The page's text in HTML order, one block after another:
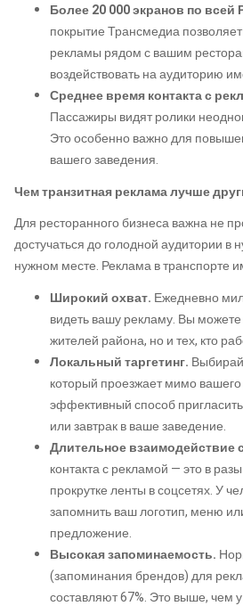
Более 20 000 экранов по всей
покрытие Трансмедиа
рекламы рядом с вашим
воздействовать на аудиторию
Среднее время контакта с
Пассажиры видят ролики
Это особенно важно для
вашего заведения.
Чем транзитная реклама лучше
Для ресторанного бизнеса важна не
достучаться до голодной аудитории в
нужном месте. Реклама в транспорте
Широкий охват. Ежедневно
видеть вашу рекламу. Вы можете
жителей района, но и тех, кто
Локальный таргетинг.
который проезжает мимо
эффективный способ
или завтрак в ваше заведение.
Длительное взаимодействие
контакта с рекламой — это в
прокрутке ленты в соцсетях. У
запомнить ваш логотип, меню
предложение.
Высокая запоминаемость.
(запоминания брендов) для
составляют 67%. Это выше, чем